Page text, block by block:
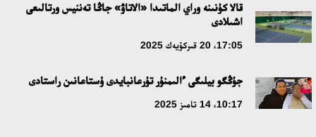
مە؟
18:16، 20 شىلدە 2026
ۇلتتىق ءارحيۆتىڭ اشىلعانىنا 20 جىل: نەگىزگى جەتىستىكتەرى مەن
دامۋ باعىتى
قالا كۇنىنە وراي الماتىدا «الاتاۋ» جاڭا تەننيس ورتالىعى
اشىلادى
17:05، 20 قىركۇيەك 2025
جۇڭگو بيلىگى ءالىمنۇر تۇرعانبايدى ۇستاعانىن راستادى
10:17، 14 تامىز 2025